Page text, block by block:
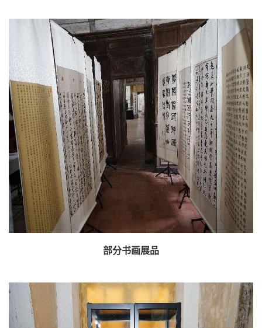
部分书画展品